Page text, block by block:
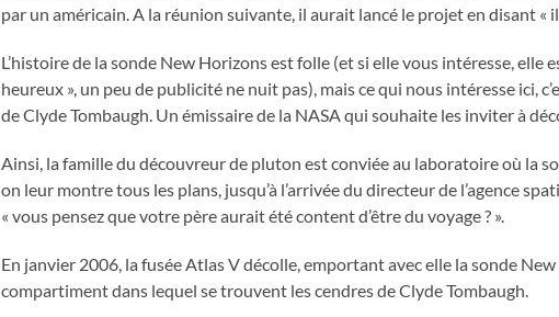
par un américain. A la réunion suivante, il aurait lancé le projet en disant «
L’histoire de la sonde New Horizons est folle (et si elle vous intéresse, elle
heureux », un peu de publicité ne nuit pas), mais ce qui nous intéresse ici,
de Clyde Tombaugh. Un émissaire de la NASA qui souhaite les inviter à
Ainsi, la famille du découvreur de pluton est conviée au laboratoire où la
on leur montre tous les plans, jusqu’à l’arrivée du directeur de l’agence
« vous pensez que votre père aurait été content d’être du voyage ? ».
En janvier 2006, la fusée Atlas V décolle, emportant avec elle la sonde
compartiment dans lequel se trouvent les cendres de Clyde Tombaugh.